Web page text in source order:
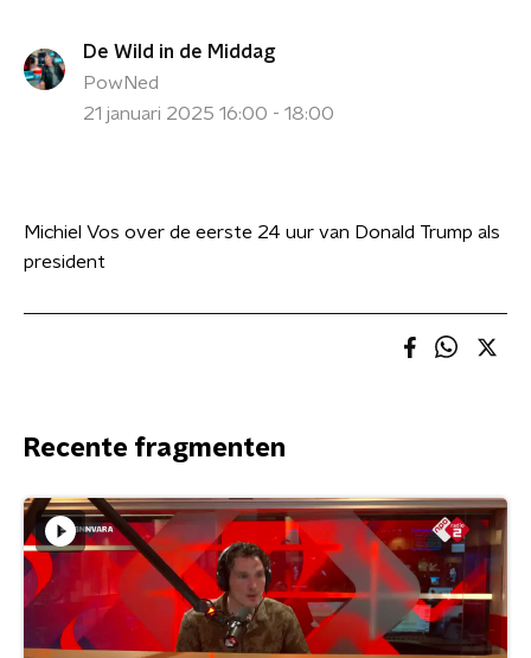
De Wild in de Middag
PowNed
21 januari 2025 16:00 - 18:00
Michiel Vos over de eerste 24 uur van Donald Trump als
president
Recente fragmenten